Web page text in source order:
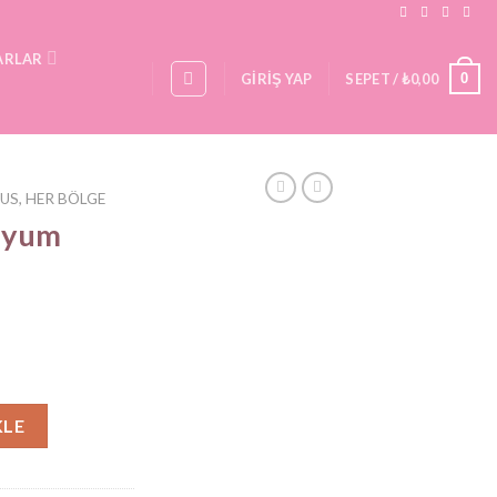
GIRIŞ YAP
SEPET /₺0,00 0
HER BÖLGE